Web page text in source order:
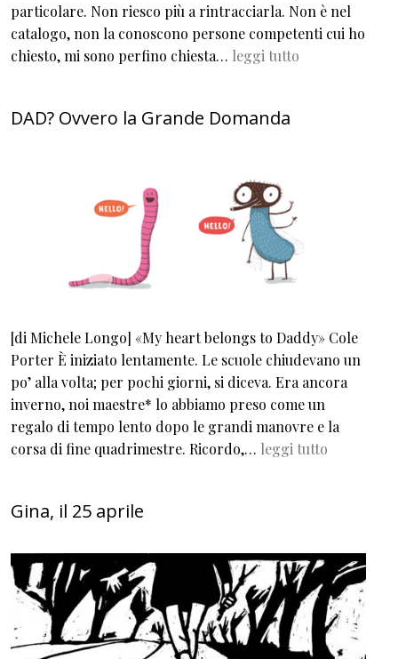
particolare. Non riesco più a rintracciarla. Non è nel
catalogo, non la conoscono persone competenti cui ho
chiesto, mi sono perfino chiesta… leggi tutto
DAD? Ovvero la Grande Domanda
[di Michele Longo] «My heart belongs to Daddy» Cole
Porter È iniziato lentamente. Le scuole chiudevano un
po’ alla volta; per pochi giorni, si diceva. Era ancora
inverno, noi maestre* lo abbiamo preso come un
regalo di tempo lento dopo le grandi manovre e la
corsa di fine quadrimestre. Ricordo,… leggi tutto
Gina, il 25 aprile